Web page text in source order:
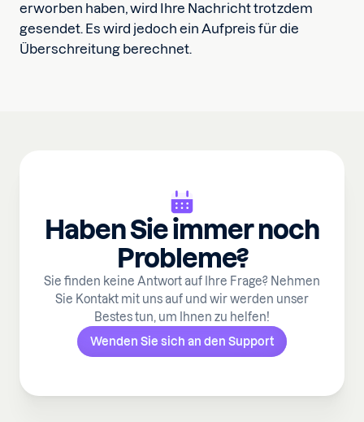
erworben haben, wird Ihre Nachricht trotzdem
gesendet. Es wird jedoch ein Aufpreis für die
Überschreitung berechnet.
Haben Sie immer noch
Probleme?
Sie finden keine Antwort auf Ihre Frage? Nehmen
Sie Kontakt mit uns auf und wir werden unser
Bestes tun, um Ihnen zu helfen!
Wenden Sie sich an den Support